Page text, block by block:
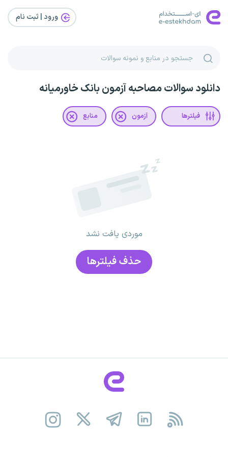
ورود | ثبت‌ نام
دانلود سوالات مصاحبه آزمون بانک خاورمیانه
فیلترها آزمون منابع
موردی یافت نشد
حذف فیلتر‌ها